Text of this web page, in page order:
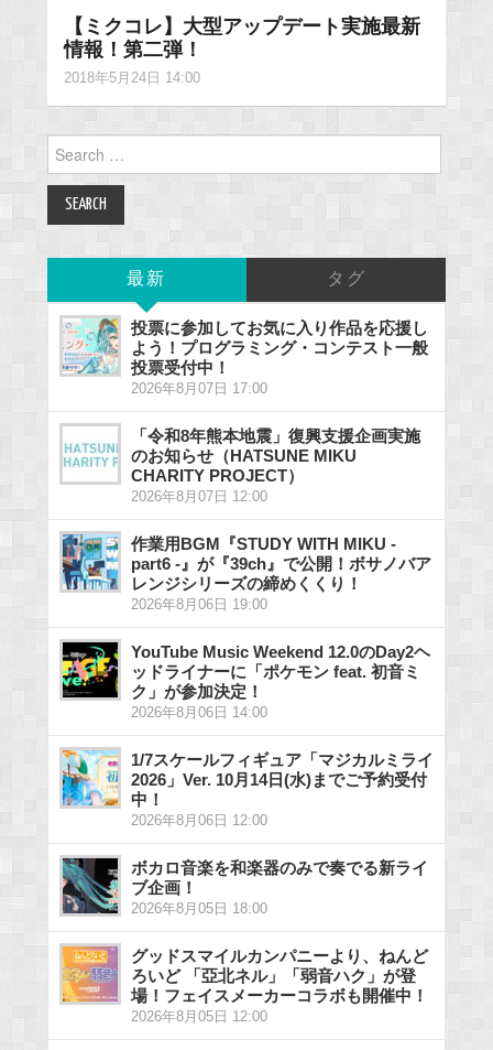
【ミクコレ】大型アップデート実施最新
情報！第二弾！
2018年5月24日 14:00
for:
最新 タグ
投票に参加してお気に入り作品を応援し
よう！プログラミング・コンテスト一般
投票受付中！
2026年8月07日 17:00
「令和8年熊本地震」復興支援企画実施
のお知らせ（HATSUNE MIKU
CHARITY PROJECT）
2026年8月07日 12:00
作業用BGM『STUDY WITH MIKU -
part6 -』が『39ch』で公開！ボサノバア
レンジシリーズの締めくくり！
2026年8月06日 19:00
YouTube Music Weekend 12.0のDay2ヘ
ッドライナーに「ポケモン feat. 初音ミ
ク」が参加決定！
2026年8月06日 14:00
1/7スケールフィギュア「マジカルミライ
2026」Ver. 10月14日(水)までご予約受付
中！
2026年8月06日 12:00
ボカロ音楽を和楽器のみで奏でる新ライ
ブ企画！
2026年8月05日 18:00
グッドスマイルカンパニーより、ねんど
ろいど 「亞北ネル」「弱音ハク」が登
場！フェイスメーカーコラボも開催中！
2026年8月05日 12:00